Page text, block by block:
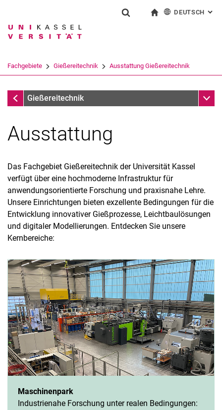
Springe direkt zu: Inhalt
Springe direkt zu: Suche
Springe direkt zu:
Suchbegriff
Suchen (öffnet externen Link in einem
DEUTSCH :
Fachgebiete Gießereitechnik Ausstattung Gießereitechnik
Fachgebiete
Gießereitechnik
Labor
Simulation
Ausstattung
Das Fachgebiet Gießereitechnik der Universität Kassel
verfügt über eine hochmoderne Infrastruktur für
anwendungsorientierte Forschung und praxisnahe Lehre.
Unsere Einrichtungen bieten exzellente Bedingungen für die
Entwicklung innovativer Gießprozesse, Leichtbaulösungen
und digitaler Modellierungen. Entdecken Sie unsere
Kernbereiche:
Maschinenpark
Industrienahe Forschung unter realen Bedingungen: